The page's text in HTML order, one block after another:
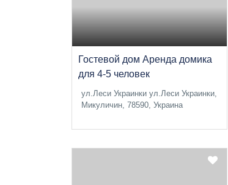
Гостевой дом Аренда домика
для 4-5 человек
ул.Леси Украинки ул.Леси Украинки,
Микуличин, 78590, Украина